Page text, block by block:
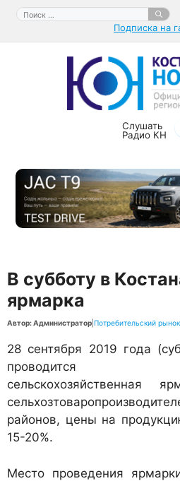
Перейти
содержимому
Поиск:
Подписка на
Слушать
Радио КН
В субботу в
ярмарка
Автор: Администратор Потребительский рынок
28 сентября 2019 года
проводится
сельскохозяйственная
районов, цены на
15-20%.
Место проведения